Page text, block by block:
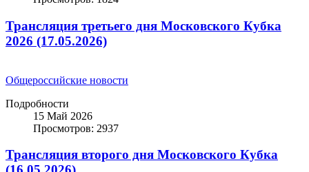
Трансляция третьего дня Московского Кубка
2026 (17.05.2026)
Общероссийские новости
Подробности
15 Май 2026
Просмотров: 2937
Трансляция второго дня Московского Кубка